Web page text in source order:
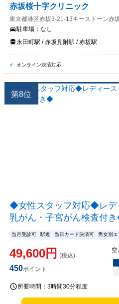
赤坂桜十字クリニック
東京都港区赤坂3-21-13キーストーン赤
駐車場： なし
永田町駅 / 赤坂見附駅 / 赤坂駅
オンライン決済対応
第8位
◆女性スタッフ対応◆レデ
乳がん・子宮がん検査付
当月受診可 駅近 当日カード決済可 男女別エ
49,600円 (税込)
450ポイント
空
所要時間： 3時間30分程度